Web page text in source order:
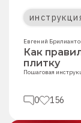
Евгений
Как
плитку
Пошаговая
0 156